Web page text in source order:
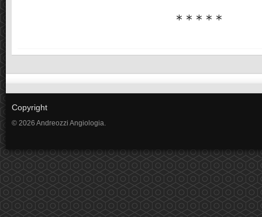
* * * * *
Copyright
© 2026 Andreozzi Angiologia.